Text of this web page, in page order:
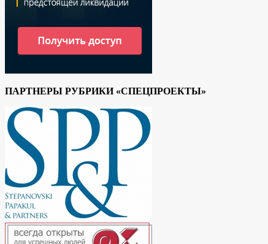
ПАРТНЕРЫ РУБРИКИ «СПЕЦПРОЕКТЫ»